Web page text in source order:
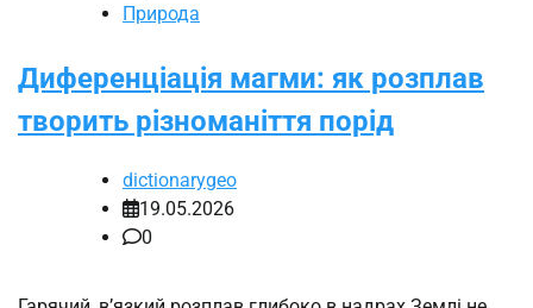
Природа
Диференціація магми: як розплав
творить різноманіття порід
dictionarygeo
19.05.2026
0